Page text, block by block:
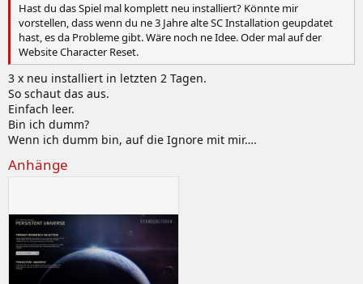
Hast du das Spiel mal komplett neu installiert? Könnte mir
vorstellen, dass wenn du ne 3 Jahre alte SC Installation geupdatet
hast, es da Probleme gibt. Wäre noch ne Idee. Oder mal auf der
Website Character Reset.
3 x neu installiert in letzten 2 Tagen.
So schaut das aus.
Einfach leer.
Bin ich dumm?
Wenn ich dumm bin, auf die Ignore mit mir….
Anhänge